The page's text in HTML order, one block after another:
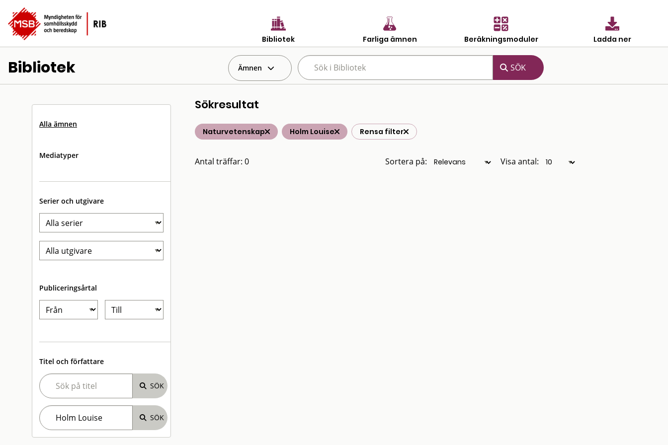
Bibliotek Farliga ämnen Beräkningsmoduler Ladda ner
Bibliotek Ämnen
Alla ämnen
Mediatyper
Serier och utgivare
Publiceringsårtal
Titel och författare
Sökresultat
Naturvetenskap Holm Louise Rensa filter
Antal träffar: 0 Sortera på: Visa antal: